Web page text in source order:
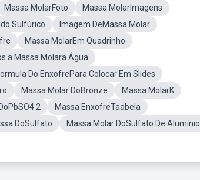
Massa MolarFoto
Massa MolarImagens
Sulfúrico
Imagem DeMassa Molar
Massa MolarEm Quadrinho
a Massa Molara Água
Do EnxofrePara Colocar Em Slides
Massa Molar DoBronze
Massa MolarK
2
Massa EnxofreTaabela
DoSulfato
Massa Molar DoSulfato De Alumínio